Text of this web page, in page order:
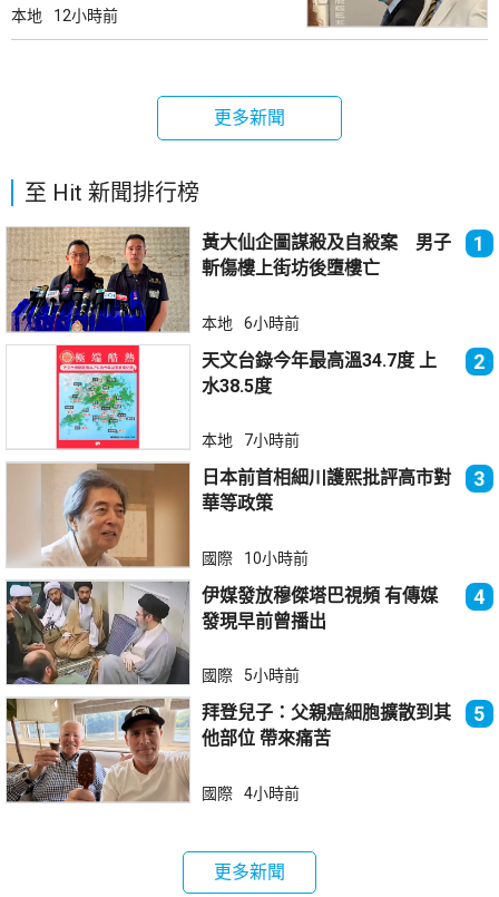
本地 12小時前
更多新聞
至 Hit 新聞排行榜
黃大仙企圖謀殺及自殺案 男子
斬傷樓上街坊後墮樓亡
1
本地 6小時前
天文台錄今年最高溫34.7度 上
水38.5度
2
本地 7小時前
日本前首相細川護熙批評高市對
華等政策
3
國際 10小時前
伊媒發放穆傑塔巴視頻 有傳媒
發現早前曾播出
4
國際 5小時前
拜登兒子：父親癌細胞擴散到其
他部位 帶來痛苦
5
國際 4小時前
更多新聞